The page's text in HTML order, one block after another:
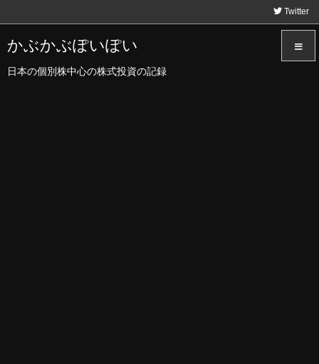
かぶかぶぽいぽい
日本の個別株中心の株式投資の記録
Twitter